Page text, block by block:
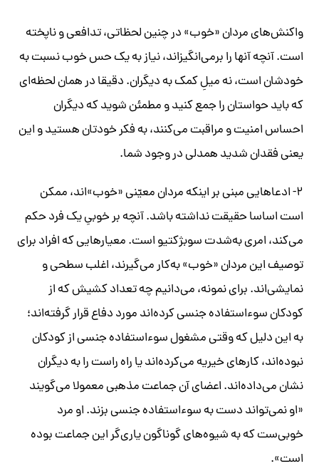
واکنش‌های مردان «خوب» در چنین لحظاتی، تدافعی و ناپخته
است. آنچه آنها را برمی‌انگیزاند، نیاز به یک حس خوب نسبت به
خودشان است، نه میلِ کمک به دیگران. دقیقا در همان لحظه‌ای
که باید حواستان را جمع کنید و مطمئن شوید که دیگران
احساس امنیت و مراقبت می‌کنند، به فکر خودتان هستید و این
یعنی فقدان شدید همدلی در وجود شما.
۲- ادعاهایی مبنی بر اینکه مردان معیّنی «خوب»اند، ممکن
است اساسا حقیقت نداشته باشد. آنچه بر خوبیِ یک فرد حکم
می‌کند، امری به‌شدت سوبژکتیو است. معیارهایی که افراد برای
توصیف این مردان «خوب» به‌کار می‌گیرند، اغلب سطحی و
نمایشی‌اند. برای نمونه، می‌دانیم چه تعداد کشیش که از
کودکان سوءاستفاده جنسی کرده‌اند مورد دفاع قرار گرفته‌اند؛
به این دلیل که وقتی مشغول سوءاستفاده جنسی از کودکان
نبوده‌اند، کارهای خیریه می‌کرده‌اند یا راه راست را به دیگران
نشان می‌داده‌اند. اعضای آن جماعت مذهبی معمولا می‌گویند
«او نمی‌تواند دست به سوءاستفاده جنسی بزند. او مرد
خوبی‌ست که به شیوه‌های گوناگون یاری‌گر این جماعت بوده
است».